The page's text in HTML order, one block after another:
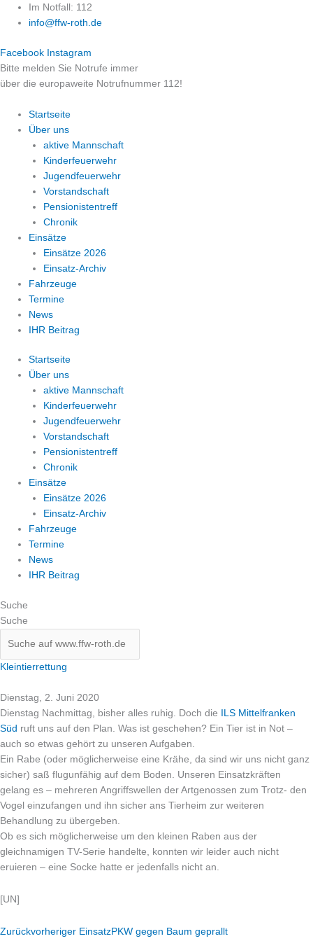
Zum
Inhalt
Im Notfall: 112
info@ffw-roth.de
Facebook Instagram
Bitte melden Sie Notrufe immer
über die europaweite Notrufnummer 112!
Startseite
Über uns
aktive Mannschaft
Kinderfeuerwehr
Jugendfeuerwehr
Vorstandschaft
Pensionistentreff
Chronik
Einsätze
Einsätze 2026
Einsatz-Archiv
Fahrzeuge
Termine
News
IHR Beitrag
Startseite
Über uns
aktive Mannschaft
Kinderfeuerwehr
Jugendfeuerwehr
Vorstandschaft
Pensionistentreff
Chronik
Einsätze
Einsätze 2026
Einsatz-Archiv
Fahrzeuge
Termine
News
IHR Beitrag
Suche
Suche
Kleintierrettung
Dienstag, 2. Juni 2020
Dienstag Nachmittag, bisher alles ruhig. Doch die
ILS Mittelfranken
Süd ruft uns auf den Plan. Was ist geschehen? Ein Tier ist in Not –
auch so etwas gehört zu unseren Aufgaben.
Ein Rabe (oder möglicherweise eine Krähe, da sind wir uns nicht ganz
sicher) saß flugunfähig auf dem Boden. Unseren Einsatzkräften
gelang es – mehreren Angriffswellen der Artgenossen zum Trotz- den
Vogel einzufangen und ihn sicher ans Tierheim zur weiteren
Behandlung zu übergeben.
Ob es sich möglicherweise um den kleinen Raben aus der
gleichnamigen TV-Serie handelte, konnten wir leider auch nicht
eruieren – eine Socke hatte er jedenfalls nicht an.
[UN]
Zurückvorheriger EinsatzPKW gegen Baum geprallt